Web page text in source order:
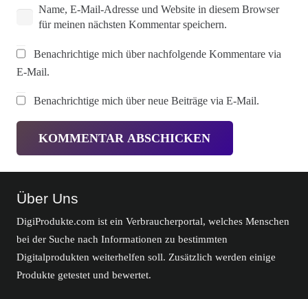
Name, E-Mail-Adresse und Website in diesem Browser
für meinen nächsten Kommentar speichern.
Benachrichtige mich über nachfolgende Kommentare via
E-Mail.
Benachrichtige mich über neue Beiträge via E-Mail.
KOMMENTAR ABSCHICKEN
Über Uns
DigiProdukte.com ist ein Verbraucherportal, welches Menschen
bei der Suche nach Informationen zu bestimmten
Digitalprodukten weiterhelfen soll. Zusätzlich werden einige
Produkte getestet und bewertet.